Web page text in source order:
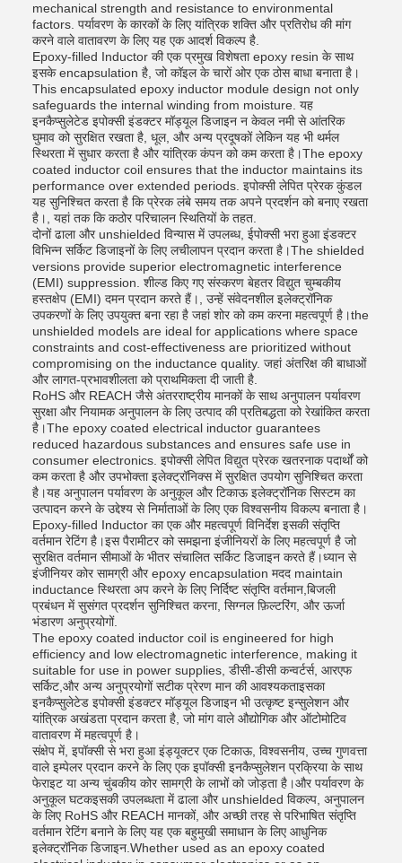
mechanical strength and resistance to environmental
factors. पर्यावरण के कारकों के लिए यांत्रिक शक्ति और प्रतिरोध की मांग
करने वाले वातावरण के लिए यह एक आदर्श विकल्प है.
Epoxy-filled Inductor की एक प्रमुख विशेषता epoxy resin के साथ
इसके encapsulation है, जो कॉइल के चारों ओर एक ठोस बाधा बनाता है।
This encapsulated epoxy inductor module design not only
safeguards the internal winding from moisture. यह
इनकैप्सुलेटेड इपोक्सी इंडक्टर मॉड्यूल डिजाइन न केवल नमी से आंतरिक
घुमाव को सुरक्षित रखता है, धूल, और अन्य प्रदूषकों लेकिन यह भी थर्मल
स्थिरता में सुधार करता है और यांत्रिक कंपन को कम करता है।The epoxy
coated inductor coil ensures that the inductor maintains its
performance over extended periods. इपोक्सी लेपित प्रेरक कुंडल
यह सुनिश्चित करता है कि प्रेरक लंबे समय तक अपने प्रदर्शन को बनाए रखता
है।, यहां तक कि कठोर परिचालन स्थितियों के तहत.
दोनों ढाला और unshielded विन्यास में उपलब्ध, ईपोक्सी भरा हुआ इंडक्टर
विभिन्न सर्किट डिजाइनों के लिए लचीलापन प्रदान करता है।The shielded
versions provide superior electromagnetic interference
(EMI) suppression. शील्ड किए गए संस्करण बेहतर विद्युत चुम्बकीय
हस्तक्षेप (EMI) दमन प्रदान करते हैं।, उन्हें संवेदनशील इलेक्ट्रॉनिक
उपकरणों के लिए उपयुक्त बना रहा है जहां शोर को कम करना महत्वपूर्ण है।the
unshielded models are ideal for applications where space
constraints and cost-effectiveness are prioritized without
compromising on the inductance quality. जहां अंतरिक्ष की बाधाओं
और लागत-प्रभावशीलता को प्राथमिकता दी जाती है.
RoHS और REACH जैसे अंतरराष्ट्रीय मानकों के साथ अनुपालन पर्यावरण
सुरक्षा और नियामक अनुपालन के लिए उत्पाद की प्रतिबद्धता को रेखांकित करता
है।The epoxy coated electrical inductor guarantees
reduced hazardous substances and ensures safe use in
consumer electronics. इपोक्सी लेपित विद्युत प्रेरक खतरनाक पदार्थों को
कम करता है और उपभोक्ता इलेक्ट्रॉनिक्स में सुरक्षित उपयोग सुनिश्चित करता
है।यह अनुपालन पर्यावरण के अनुकूल और टिकाऊ इलेक्ट्रॉनिक सिस्टम का
उत्पादन करने के उद्देश्य से निर्माताओं के लिए एक विश्वसनीय विकल्प बनाता है।
Epoxy-filled Inductor का एक और महत्वपूर्ण विनिर्देश इसकी संतृप्ति
वर्तमान रेटिंग है।इस पैरामीटर को समझना इंजीनियरों के लिए महत्वपूर्ण है जो
सुरक्षित वर्तमान सीमाओं के भीतर संचालित सर्किट डिजाइन करते हैं।ध्यान से
इंजीनियर कोर सामग्री और epoxy encapsulation मदद maintain
inductance स्थिरता अप करने के लिए निर्दिष्ट संतृप्ति वर्तमान,बिजली
प्रबंधन में सुसंगत प्रदर्शन सुनिश्चित करना, सिग्नल फ़िल्टरिंग, और ऊर्जा
भंडारण अनुप्रयोगों.
The epoxy coated inductor coil is engineered for high
efficiency and low electromagnetic interference, making it
suitable for use in power supplies, डीसी-डीसी कन्वर्टर्स, आरएफ
सर्किट,और अन्य अनुप्रयोगों सटीक प्रेरण मान की आवश्यकताइसका
इनकैप्सुलेटेड इपोक्सी इंडक्टर मॉड्यूल डिजाइन भी उत्कृष्ट इन्सुलेशन और
यांत्रिक अखंडता प्रदान करता है, जो मांग वाले औद्योगिक और ऑटोमोटिव
वातावरण में महत्वपूर्ण है।
संक्षेप में, इपॉक्सी से भरा हुआ इंड्यूक्टर एक टिकाऊ, विश्वसनीय, उच्च गुणवत्ता
वाले इम्पेलर प्रदान करने के लिए एक इपॉक्सी इनकैप्सुलेशन प्रक्रिया के साथ
फेराइट या अन्य चुंबकीय कोर सामग्री के लाभों को जोड़ता है।और पर्यावरण के
अनुकूल घटकइसकी उपलब्धता में ढाला और unshielded विकल्प, अनुपालन
के लिए RoHS और REACH मानकों, और अच्छी तरह से परिभाषित संतृप्ति
वर्तमान रेटिंग बनाने के लिए यह एक बहुमुखी समाधान के लिए आधुनिक
इलेक्ट्रॉनिक डिजाइन.Whether used as an epoxy coated